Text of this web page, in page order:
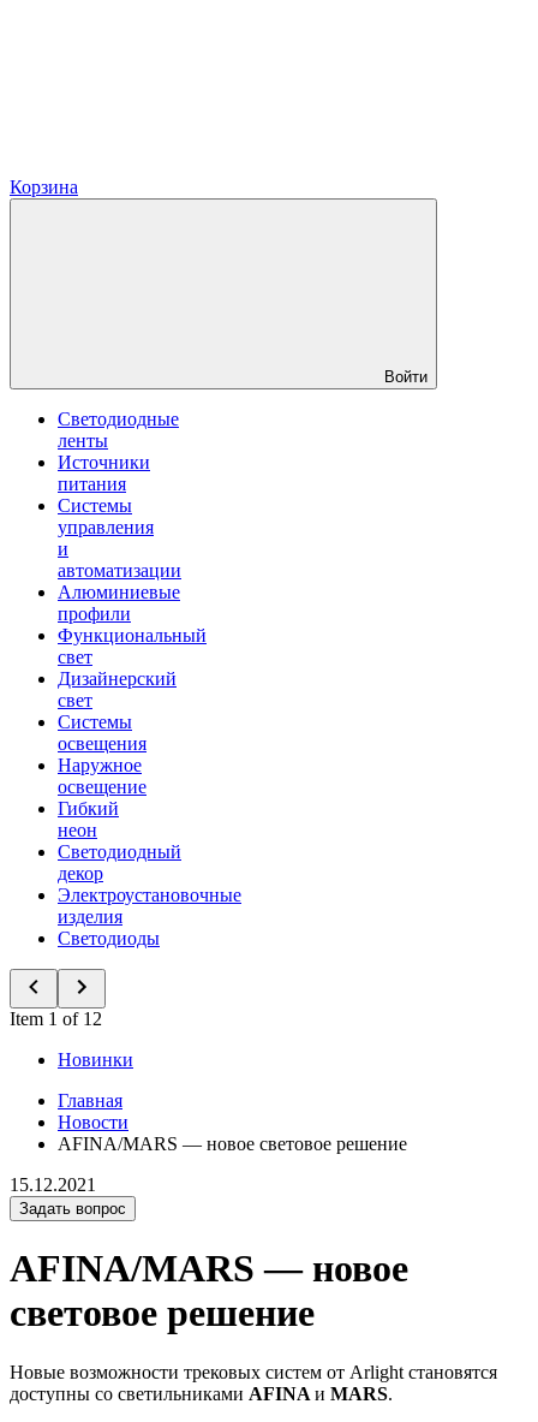
Корзина
Войти
Светодиодные
ленты
Источники
питания
Системы
управления
и
автоматизации
Алюминиевые
профили
Функциональный
свет
Дизайнерский
свет
Системы
освещения
Наружное
освещение
Гибкий
неон
Светодиодный
декор
Электроустановочные
изделия
Светодиоды
Item 1 of 12
Новинки
Главная
Новости
AFINA/MARS — новое световое решение
15.12.2021
Задать вопрос
AFINA/MARS — новое
световое решение
Новые возможности трековых систем от Arlight становятся
доступны со светильниками AFINA и MARS.